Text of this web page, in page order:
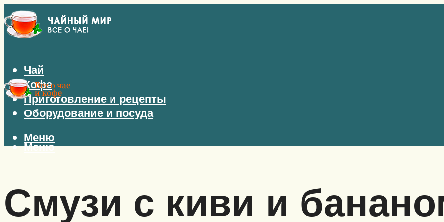
Чай
Кофе
Приготовление и рецепты
Оборудование и посуда
Меню
Меню
Смузи с киви и